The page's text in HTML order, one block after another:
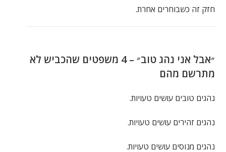
חזק זה כשבוחרים אחרת.
״אבל אני נהג טוב״ – 4 משפטים שהכביש לא
מתרשם מהם
נהגים טובים עושים טעויות.
נהגים זהירים עושים טעויות.
נהגים מנוסים עושים טעויות.